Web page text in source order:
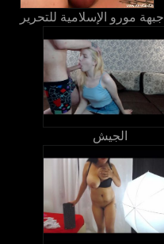
جبهة مورو الإسلامية للتحرير
الجيش